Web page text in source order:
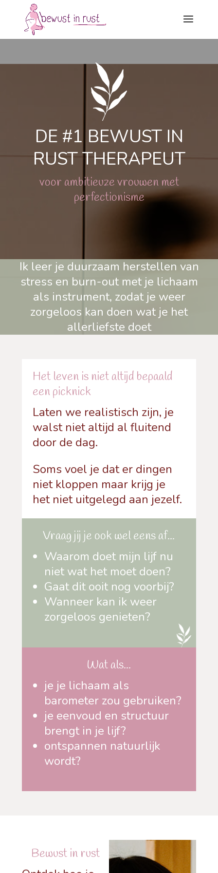
DE #1 BEWUST IN
RUST THERAPEUT
voor ambitieuze vrouwen met
perfectionisme
Ik leer je duurzaam herstellen van
stress en burn-out met je lichaam
als instrument, zodat je weer
zorgeloos kan doen wat je het
allerliefste doet
Het leven is niet altijd bepaald
een picknick
Laten we realistisch zijn, je
walst niet altijd al fluitend
door de dag.
Soms voel je dat er dingen
niet kloppen maar krijg je
het niet uitgelegd aan jezelf.
Vraag jij je ook wel eens af...
Waarom doet mijn lijf nu
niet wat het moet doen?
Gaat dit ooit nog voorbij?
Wanneer kan ik weer
zorgeloos genieten?
Wat als...
je je lichaam als
barometer zou gebruiken?
je eenvoud en structuur
brengt in je lijf?
ontspannen natuurlijk
wordt?
Bewust in rust